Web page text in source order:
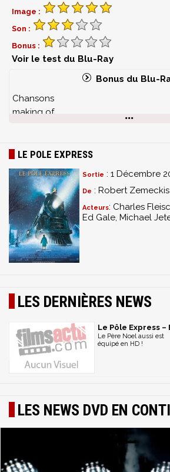
Image :
Son :
Bonus :
Voir le test du Blu-Ray
Bonus du Blu-
Chansons
making of
les effets spéciaux
l'équipe du film
LE POLE EXPRESS
Sortie : 1 Décembre
De : Robert Zemeckis
Acteurs: Charles
Ed Gale, Michael
LES DERNIÈRES NEWS
Le Pôle Express –
Le Père Noel aussi est
équipé en HD !
LES NEWS DVD EN